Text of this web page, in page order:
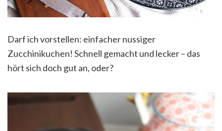
Darf ich vorstellen: einfacher nussiger
Zucchinikuchen! Schnell gemacht und lecker – das
hört sich doch gut an, oder?